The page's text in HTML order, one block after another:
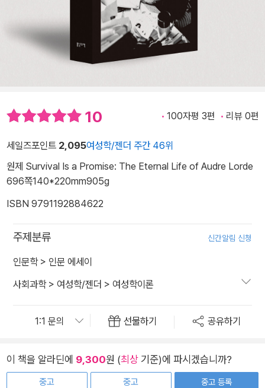
10 100자평 3편 리뷰 0편
세일즈포인트 2,095여성학/젠더 주간 46위
원제 Survival Is a Promise: The Eternal Life of Audre Lorde
696쪽140*220mm905g
ISBN 9791192884622
주제분류 신간알림 신청
인문학> 인문 에세이
사회과학> 여성학/젠더 > 여성학이론
선물하기 공유하기
이 책을 알라딘에 9,300원 (최상 기준)에 파시겠습니까?
중고
중고
중고 등록